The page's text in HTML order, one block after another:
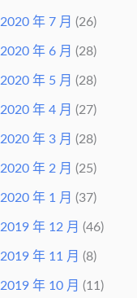
2020 年 7 月 (26)
2020 年 6 月 (28)
2020 年 5 月 (28)
2020 年 4 月 (27)
2020 年 3 月 (28)
2020 年 2 月 (25)
2020 年 1 月 (37)
2019 年 12 月 (46)
2019 年 11 月 (8)
2019 年 10 月 (11)